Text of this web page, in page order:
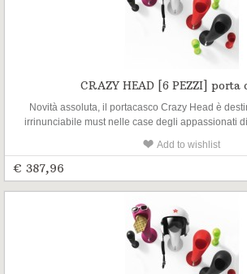
CRAZY HEAD [6 PEZZI] porta
Novità assoluta, il portacasco Crazy Head è
irrinunciabile must nelle case degli appassionati
complemento d’arredo, trasforma la sua
multifunzionalità grazie al comodo vano
gancio appendiabiti.
Add to wishlist
€ 387,96